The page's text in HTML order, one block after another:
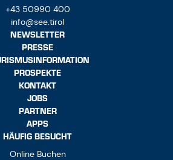
+43 50990 400
info@see.tirol
NEWSLETTER
PRESSE
PROSPEKTE
KONTAKT
JOBS
PARTNER
APPS
HÄUFIG BESUCHT
Online Buchen